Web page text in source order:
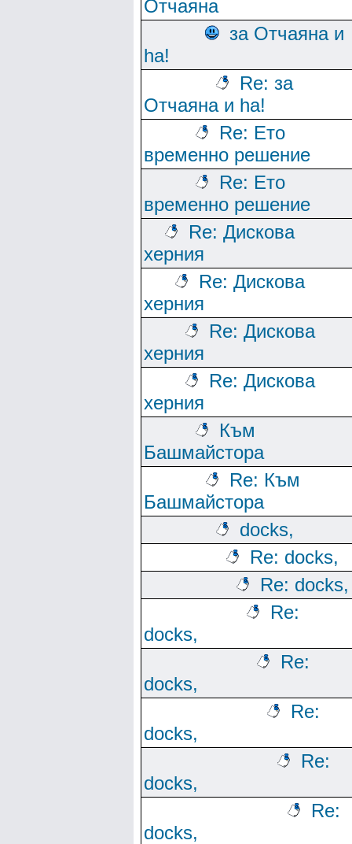
Отчаяна
за Отчаяна и
ha!
Re: за
Отчаяна и ha!
Re: Ето
временно решение
Re: Ето
временно решение
Re: Дискова
херния
Re: Дискова
херния
Re: Дискова
херния
Re: Дискова
херния
Към
Башмайстора
Re: Към
Башмайстора
docks,
Re: docks,
Re: docks,
Re:
docks,
Re:
docks,
Re:
docks,
Re:
docks,
Re:
docks,